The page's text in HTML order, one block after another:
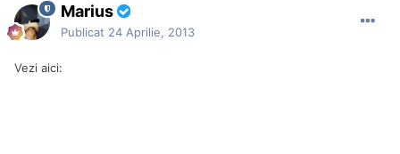
Marius
Publicat 24 Aprilie, 2013
Vezi aici: